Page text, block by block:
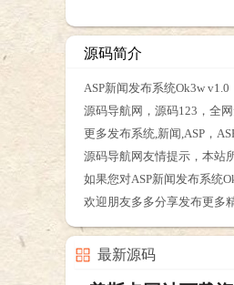
源码简介
ASP新闻发布系统Ok3w
源码导航网，源码123，全
更多发布系统,新闻,ASP，
源码导航网友情提示，本站
如果您对ASP新闻发布系统
欢迎朋友多多分享发布更多
最新源码